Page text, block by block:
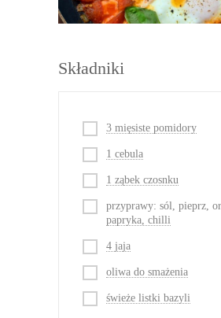
Składniki
3 mięsiste pomidory
1 cebula
1 ząbek czosnku
przyprawy: sól, pieprz,
papryka, chilli
4 jaja
oliwa do smażenia
świeże listki bazyli